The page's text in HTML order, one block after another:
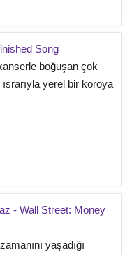
Song
boğuşan çok
yerel bir koroya
- Wall Street: Money
yaşadığı